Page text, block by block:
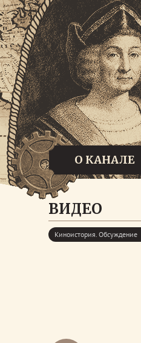
О КАНАЛЕ
ВИДЕО
Киноистория. Обсуждение